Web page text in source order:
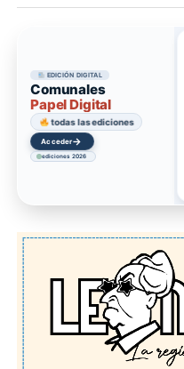
EDICIÓN DIGITAL
Comunales
Papel Digital
todas las ediciones
Acceder→
ediciones 2026